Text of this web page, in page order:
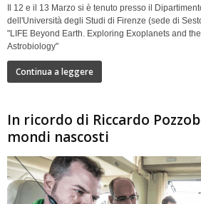
Il 12 e il 13 Marzo si è tenuto presso il
dell'Università degli Studi di Firenze (sede di
"LIFE Beyond Earth. Exploring Exoplanets and
Astrobiology"
Continua a leggere
In ricordo di Riccardo
mondi nascosti